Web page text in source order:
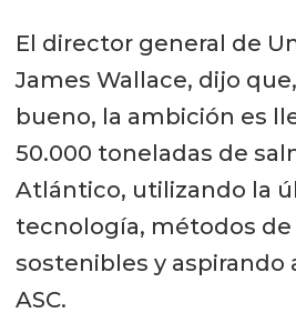
El director general de
James Wallace, dijo
bueno, la ambición es
50.000 toneladas de
Atlántico, utilizando la
tecnología, métodos
sostenibles y aspirando
ASC.